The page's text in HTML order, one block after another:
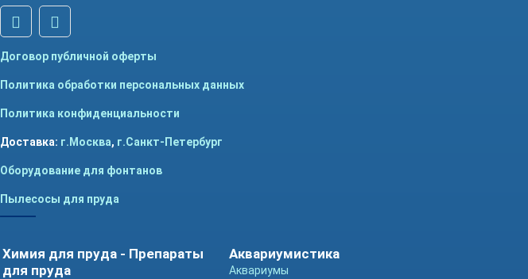
Договор публичной оферты
Политика обработки персональных данных
Политика конфиденциальности
Доставка: г.Москва, г.Санкт-Петербург
Оборудование для фонтанов
Пылесосы для пруда
Химия для пруда - Препараты
для пруда
Аквариумистика
Аквариумы